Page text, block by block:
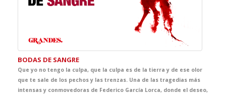
BODAS DE SANGRE
Que yo no tengo la culpa, que la culpa es de la tierra y de ese olor
que te sale de los pechos y las trenzas. Una de las tragedias más
intensas y conmovedoras de Federico García Lorca, donde el deseo,